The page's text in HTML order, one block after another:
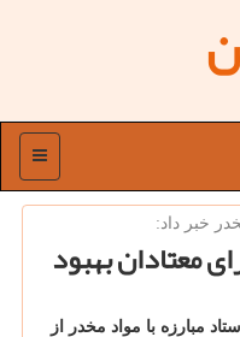
منو
خبر داد:
معتادان بهبود
مبارزه با مواد مخدر از